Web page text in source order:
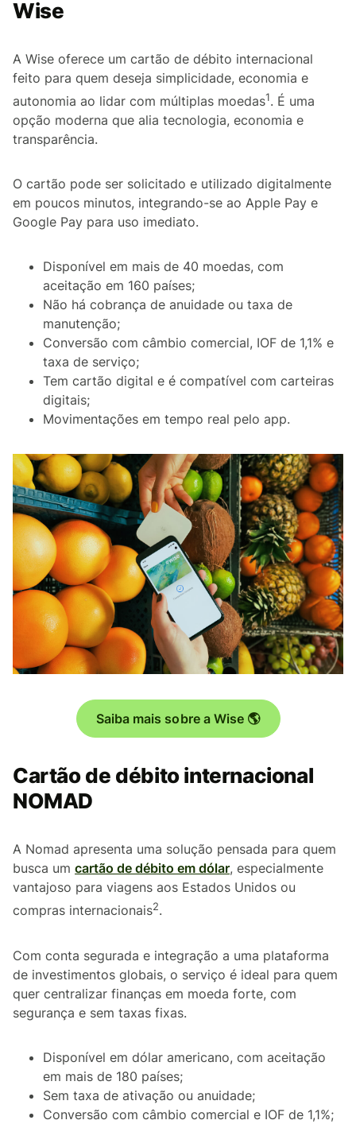
Wise
A Wise oferece um cartão de débito internacional
feito para quem deseja simplicidade, economia e
autonomia ao lidar com múltiplas moedas1. É uma
opção moderna que alia tecnologia, economia e
transparência.
O cartão pode ser solicitado e utilizado digitalmente
em poucos minutos, integrando-se ao Apple Pay e
Google Pay para uso imediato.
Disponível em mais de 40 moedas, com
aceitação em 160 países;
Não há cobrança de anuidade ou taxa de
manutenção;
Conversão com câmbio comercial, IOF de 1,1% e
taxa de serviço;
Tem cartão digital e é compatível com carteiras
digitais;
Movimentações em tempo real pelo app.
Saiba mais sobre a Wise 🌎
Cartão de débito internacional
NOMAD
A Nomad apresenta uma solução pensada para quem
busca um cartão de débito em dólar, especialmente
vantajoso para viagens aos Estados Unidos ou
compras internacionais2.
Com conta segurada e integração a uma plataforma
de investimentos globais, o serviço é ideal para quem
quer centralizar finanças em moeda forte, com
segurança e sem taxas fixas.
Disponível em dólar americano, com aceitação
em mais de 180 países;
Sem taxa de ativação ou anuidade;
Conversão com câmbio comercial e IOF de 1,1%;